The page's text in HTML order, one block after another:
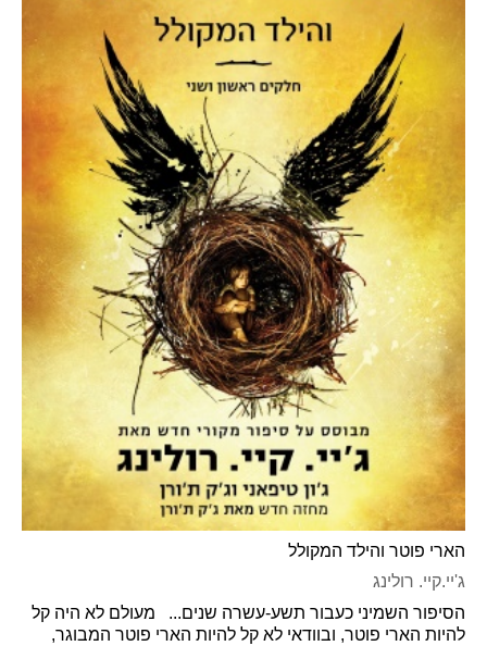
הארי פוטר והילד המקולל
ג'יי.קיי. רולינג
הסיפור השמיני כעבור תשע-עשרה שנים... מעולם לא היה קל
להיות הארי פוטר, ובוודאי לא קל להיות הארי פוטר המבוגר,